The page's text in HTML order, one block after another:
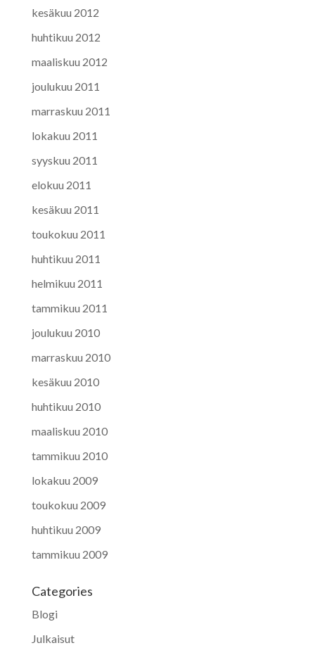
kesäkuu 2012
huhtikuu 2012
maaliskuu 2012
joulukuu 2011
marraskuu 2011
lokakuu 2011
syyskuu 2011
elokuu 2011
kesäkuu 2011
toukokuu 2011
huhtikuu 2011
helmikuu 2011
tammikuu 2011
joulukuu 2010
marraskuu 2010
kesäkuu 2010
huhtikuu 2010
maaliskuu 2010
tammikuu 2010
lokakuu 2009
toukokuu 2009
huhtikuu 2009
tammikuu 2009
Categories
Blogi
Julkaisut